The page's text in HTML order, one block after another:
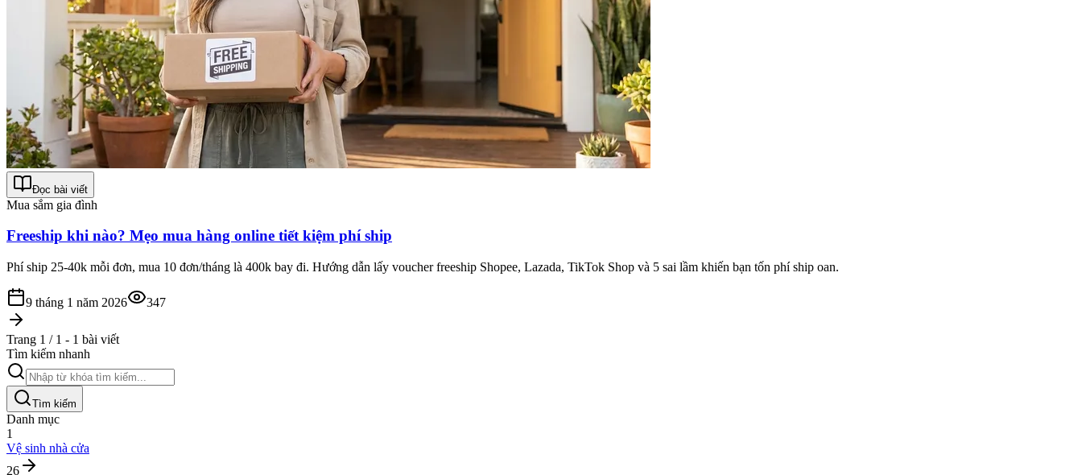
Đọc bài viết
Mua sắm gia đình
Freeship khi nào? Mẹo mua hàng online tiết kiệm phí ship
Phí ship 25-40k mỗi đơn, mua 10 đơn/tháng là 400k bay đi. Hướng dẫn lấy voucher freeship Shopee, Lazada, TikTok Shop và 5 sai lầm khiến bạn tốn phí ship oan.
9 tháng 1 năm 2026 347
Trang 1 / 1 - 1 bài viết
Tìm kiếm nhanh
Tìm kiếm
Danh mục
1
Vệ sinh nhà cửa
26